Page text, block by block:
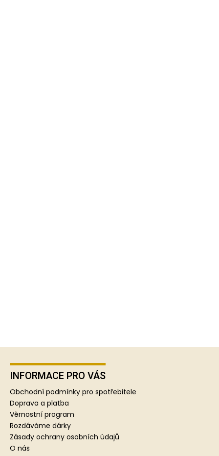
INFORMACE PRO VÁS
Obchodní podmínky pro spotřebitele
Doprava a platba
Věrnostní program
Rozdáváme dárky
Zásady ochrany osobních údajů
O nás